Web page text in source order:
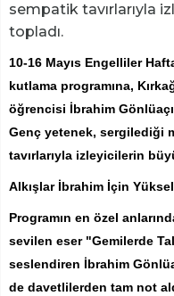
sempatik tavırlarıyla
topladı.
10-16 Mayıs Engelliler
kutlama programına,
öğrencisi İbrahim
Genç yetenek, sergilediği
tavırlarıyla izleyicilerin
Alkışlar İbrahim İçin
Programın en özel
sevilen eser "Gemilerde
seslendiren İbrahim
de davetlilerden tam not